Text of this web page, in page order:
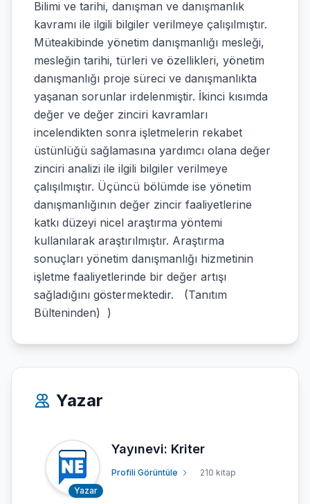
Bilimi ve tarihi, danışman ve danışmanlık
kavramı ile ilgili bilgiler verilmeye çalışılmıştır.
Müteakibinde yönetim danışmanlığı mesleği,
mesleğin tarihi, türleri ve özellikleri, yönetim
danışmanlığı proje süreci ve danışmanlıkta
yaşanan sorunlar irdelenmiştir. İkinci kısımda
değer ve değer zinciri kavramları
incelendikten sonra işletmelerin rekabet
üstünlüğü sağlamasına yardımcı olana değer
zinciri analizi ile ilgili bilgiler verilmeye
çalışılmıştır. Üçüncü bölümde ise yönetim
danışmanlığının değer zincir faaliyetlerine
katkı düzeyi nicel araştırma yöntemi
kullanılarak araştırılmıştır. Araştırma
sonuçları yönetim danışmanlığı hizmetinin
işletme faaliyetlerinde bir değer artışı
sağladığını göstermektedir. (Tanıtım
Bülteninden) )
Yazar
Yazar
Yayınevi: Kriter
Profili Görüntüle 210 kitap